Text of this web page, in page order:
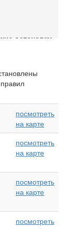
остановки
посмотреть
на карте
посмотреть
на карте
посмотреть
на карте
посмотреть